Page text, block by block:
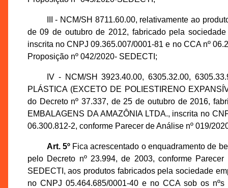
III - NCM/SH 8711.60.00, relativamente ao
de 09 de outubro de 2012, fabricado pela
inscrita no CNPJ 09.365.007/0001-81 e no CCA nº
Proposição nº 042/2020- SEDECTI;
IV - NCM/SH 3923.40.00, 6305.32.00,
PLÁSTICA (EXCETO DE POLIESTIRENO
do Decreto nº 37.337, de 25 de outubro de 2016,
EMBALAGENS DA AMAZÔNIA LTDA., inscrita no
06.300.812-2, conforme Parecer de Análise nº 019/
Art. 5ºFica acrescentado o enquadramento de
pelo Decreto nº 23.994, de 2003, conforme
SEDECTI, aos produtos fabricados pela sociedade
no CNPJ 05.464.685/0001-40 e no CCA sob os